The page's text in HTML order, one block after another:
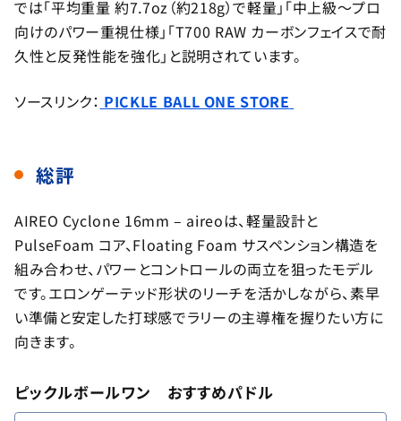
では「平均重量 約7.7oz（約218g）で軽量」「中上級〜プロ
向けのパワー重視仕様」「T700 RAW カーボンフェイスで耐
久性と反発性能を強化」と説明されています。
ソースリンク： PICKLE BALL ONE STORE
総評
AIREO Cyclone 16mm – aireoは、軽量設計と
PulseFoam コア、Floating Foam サスペンション構造を
組み合わせ、パワーとコントロールの両立を狙ったモデル
です。エロンゲーテッド形状のリーチを活かしながら、素早
い準備と安定した打球感でラリーの主導権を握りたい方に
向きます。
ピックルボールワン おすすめパドル